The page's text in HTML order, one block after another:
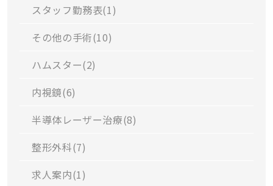
スタッフ勤務表(1)
その他の手術(10)
ハムスター(2)
内視鏡(6)
半導体レーザー治療(8)
整形外科(7)
求人案内(1)